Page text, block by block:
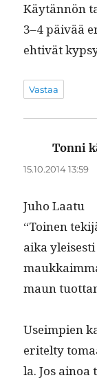
Käytän­nön
3–4 päivää
ehtivät
Vastaa
Tonni
15.10.2014 13:59
Juho Laatu
“Toinen
aika
maun
Useimpi­en
eritel­ty
la. Jos